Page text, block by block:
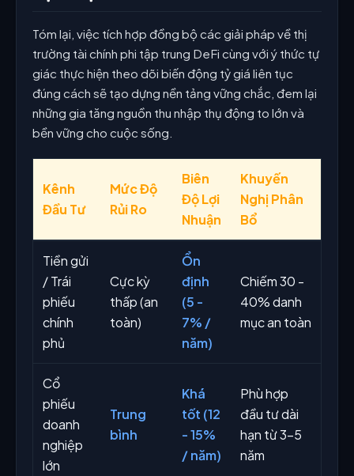
Tóm lại, việc tích hợp đồng bộ các giải pháp về thị
trường tài chính phi tập trung DeFi cùng với ý thức tự
giác thực hiện theo dõi biến động tỷ giá liên tục
đúng cách sẽ tạo dựng nền tảng vững chắc, đem lại
những gia tăng nguồn thu nhập thụ động to lớn và
bền vững cho cuộc sống.
Kênh
Đầu Tư
Mức Độ
Rủi Ro
Biên
Độ Lợi
Nhuận
Khuyến
Nghị Phân
Bổ
Tiền gửi
/ Trái
phiếu
chính
phủ
Cực kỳ
thấp (an
toàn)
Ổn
định
(5 -
7% /
năm)
Chiếm 30 -
40% danh
mục an toàn
Cổ
phiếu
doanh
nghiệp
lớn
Trung
bình
Khá
tốt (12
- 15%
/ năm)
Phù hợp
đầu tư dài
hạn từ 3-5
năm